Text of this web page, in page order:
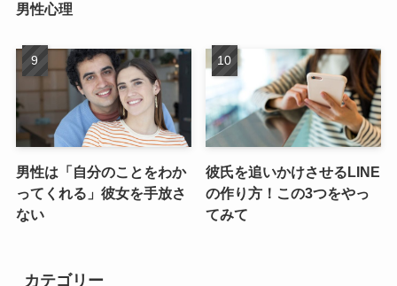
男性心理
男性は「自分のことをわか
ってくれる」彼女を手放さ
ない
彼氏を追いかけさせるLINE
の作り方！この3つをやっ
てみて
カテゴリー